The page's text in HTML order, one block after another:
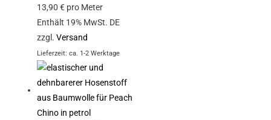
13,90€ pro Meter
Enthält 19% MwSt. DE
zzgl.Versand
Lieferzeit: ca. 1-2 Werktage